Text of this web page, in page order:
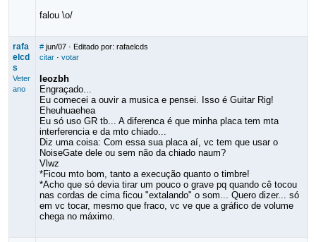
falou \o/
rafa
elcd
s
Veter
ano
# jun/07· Editado por: rafaelcds
citar· votar
leozbh
Engraçado...
Eu comecei a ouvir a musica e pensei. Isso é Guitar Rig!
Eheuhuaehea
Eu só uso GR tb... A diferenca é que minha placa tem mta
interferencia e da mto chiado...
Diz uma coisa: Com essa sua placa aí, vc tem que usar o
NoiseGate dele ou sem não da chiado naum?
Vlwz
*Ficou mto bom, tanto a execução quanto o timbre!
*Acho que só devia tirar um pouco o grave pq quando cê tocou
nas cordas de cima ficou "extalando" o som... Quero dizer... só
em vc tocar, mesmo que fraco, vc ve que a gráfico de volume
chega no máximo.